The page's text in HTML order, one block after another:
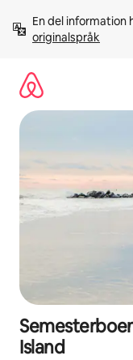
innehåll
En del
originalspråk
Island